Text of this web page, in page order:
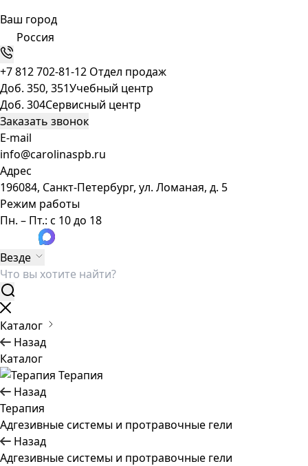
Ваш город
Россия
+7 812 702-81-12 Отдел продаж
Доб. 350, 351Учебный центр
Доб. 304Сервисный центр
Заказать звонок
E-mail
info@carolinaspb.ru
Адрес
196084, Санкт-Петербург, ул. Ломаная, д. 5
Режим работы
Пн. – Пт.: с 10 до 18
Везде
Каталог
Назад
Каталог
Терапия
Назад
Терапия
Адгезивные системы и протравочные гели
Назад
Адгезивные системы и протравочные гели